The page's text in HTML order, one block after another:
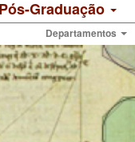
Pós-Graduação
Departamentos